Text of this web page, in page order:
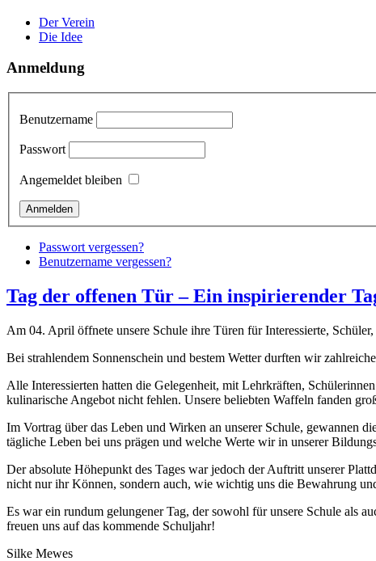
Der Verein
Die Idee
Anmeldung
Benutzername
Passwort
Angemeldet bleiben
Passwort vergessen?
Benutzername vergessen?
Tag der offenen Tür – Ein inspirierender
Am 04. April öffnete unsere Schule ihre Türen für Interessierte,
Bei strahlendem Sonnenschein und bestem Wetter durften wir
Alle Interessierten hatten die Gelegenheit, mit Lehrkräften,
kulinarische Angebot nicht fehlen. Unsere beliebten Waffeln fanden
Im Vortrag über das Leben und Wirken an unserer Schule, gewannen
tägliche Leben bei uns prägen und welche Werte wir in unserer
Der absolute Höhepunkt des Tages war jedoch der Auftritt unserer
nicht nur ihr Können, sondern auch, wie wichtig uns die Bewahrung
Es war ein rundum gelungener Tag, der sowohl für unsere Schule als
freuen uns auf das kommende Schuljahr!
Silke Mewes